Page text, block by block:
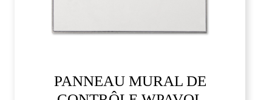
PANNEAU MURAL DE